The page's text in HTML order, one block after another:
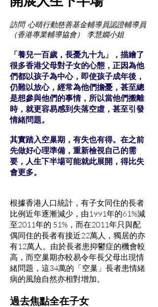
訪問 心晴行動慈善基金輔導員認證輔導員
（香港專業輔導協會） 李慧嫺小姐
「養兒一百歲，長憂九十九」，描繪了
很多香港父母對子女的心態，正因為他
們都以孩子為中心，即使孩子成年後，
仍難以放心，經常為他們擔憂，甚至總
是想參與他們的事情，所以當他們搬離
時，就更容易感到失落空虛，甚至引發
情緒問題。
其實踏入空巢期，有失也有得。在之前
先做好心理準備，重新檢視自己的需
要，人生下半場可能就此展開，得比失
會更多。
根據香港人口統計，有子女同住的長者
比例近年逐漸減少，由1991年的61%減
至2011年的 51%，而在2011年只與配
偶同住的長者有接近22萬人，獨居的亦
有12萬人。由於長者患抑鬱症的機會較
高，而空巢期亦較易令年長父母出現情
緒問題，這34萬的「空巢」長者患情緒
病的風險自然亦相對增加。
過去焦點全在子女